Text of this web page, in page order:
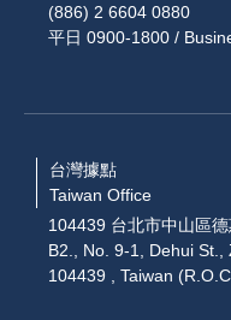
(886) 2 6604 0880
平日 0900-1800 /
台灣據點
Taiwan Office
104439 台北市中山區
B2., No. 9-1, Dehui St.,
104439 , Taiwan